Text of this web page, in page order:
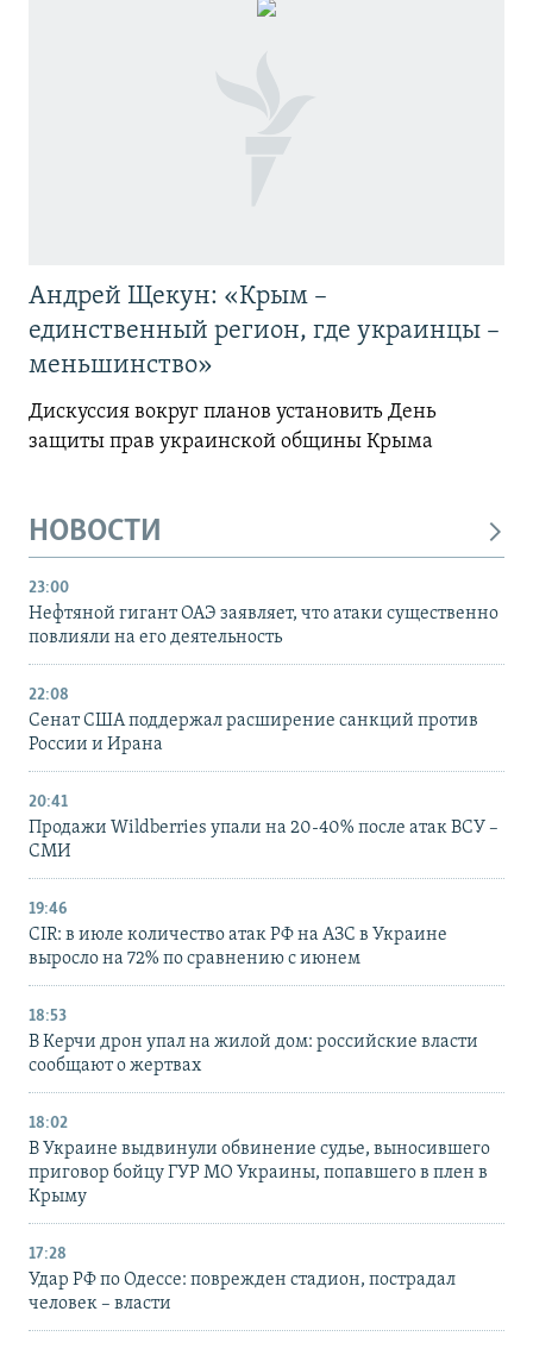
Андрей Щекун: «Крым –
единственный регион, где украинцы –
меньшинство»
Дискуссия вокруг планов установить День
защиты прав украинской общины Крыма
НОВОСТИ
23:00
Нефтяной гигант ОАЭ заявляет, что атаки существенно
повлияли на его деятельность
22:08
Сенат США поддержал расширение санкций против
России и Ирана
20:41
Продажи Wildberries упали на 20-40% после атак ВСУ –
СМИ
19:46
CIR: в июле количество атак РФ на АЗС в Украине
выросло на 72% по сравнению с июнем
18:53
В Керчи дрон упал на жилой дом: российские власти
сообщают о жертвах
18:02
В Украине выдвинули обвинение судье, выносившего
приговор бойцу ГУР МО Украины, попавшего в плен в
Крыму
17:28
Удар РФ по Одессе: поврежден стадион, пострадал
человек – власти